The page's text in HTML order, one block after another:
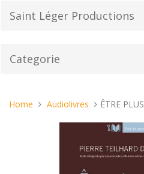
Saint Léger Productions
Categorie
Tu
Home Audiolivres ÊTRE PLUS